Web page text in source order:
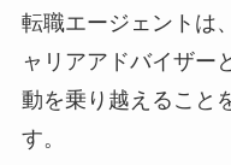
転職エージェントは
ャリアアドバイザー
動を乗り越えること
す。